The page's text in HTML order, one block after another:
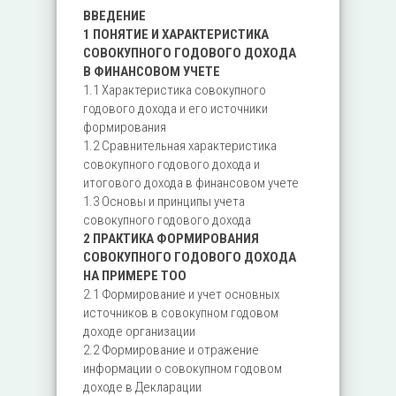
ВВЕДЕНИЕ
1 ПОНЯТИЕ И ХАРАКТЕРИСТИКА
СОВОКУПНОГО ГОДОВОГО ДОХОДА
В ФИНАНСОВОМ УЧЕТЕ
1.1 Характеристика совокупного
годового дохода и его источники
формирования
1.2 Сравнительная характеристика
совокупного годового дохода и
итогового дохода в финансовом учете
1.3 Основы и принципы учета
совокупного годового дохода
2 ПРАКТИКА ФОРМИРОВАНИЯ
СОВОКУПНОГО ГОДОВОГО ДОХОДА
НА ПРИМЕРЕ ТОО
2.1 Формирование и учет основных
источников в совокупном годовом
доходе организации
2.2 Формирование и отражение
информации о совокупном годовом
доходе в Декларации